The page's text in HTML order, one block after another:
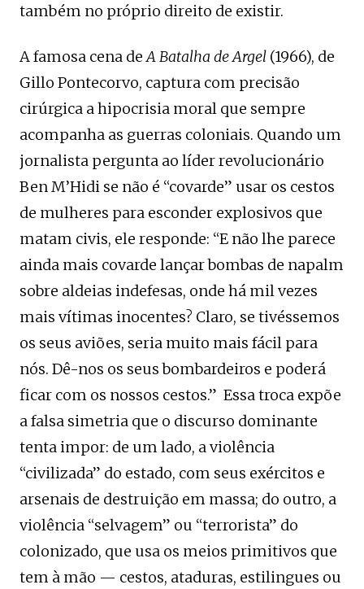
também no próprio direito de existir.
A famosa cena deA Batalha de Argel (1966), de
Gillo Pontecorvo, captura com precisão
cirúrgica a hipocrisia moral que sempre
acompanha as guerras coloniais. Quando um
jornalista pergunta ao líder revolucionário
Ben M’Hidi se não é “covarde” usar os cestos
de mulheres para esconder explosivos que
matam civis, ele responde: “E não lhe parece
ainda mais covarde lançar bombas de napalm
sobre aldeias indefesas, onde há mil vezes
mais vítimas inocentes? Claro, se tivéssemos
os seus aviões, seria muito mais fácil para
nós. Dê-nos os seus bombardeiros e poderá
ficar com os nossos cestos.” Essa troca expõe
a falsa simetria que o discurso dominante
tenta impor: de um lado, a violência
“civilizada” do estado, com seus exércitos e
arsenais de destruição em massa; do outro, a
violência “selvagem” ou “terrorista” do
colonizado, que usa os meios primitivos que
tem à mão — cestos, ataduras, estilingues ou